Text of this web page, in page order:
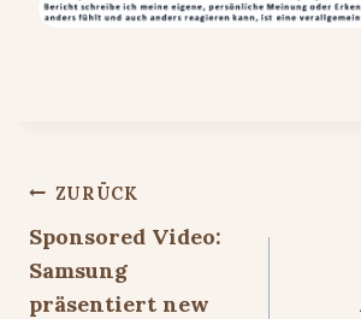
Beitragsnavigation
ZURÜCK
Sponsored Video:
Samsung
präsentiert new